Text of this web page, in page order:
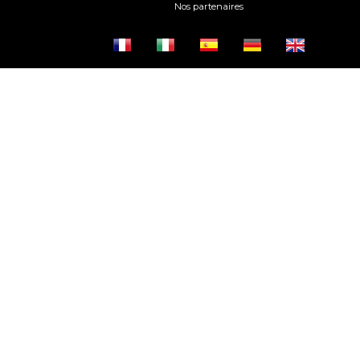
Nos partenaires